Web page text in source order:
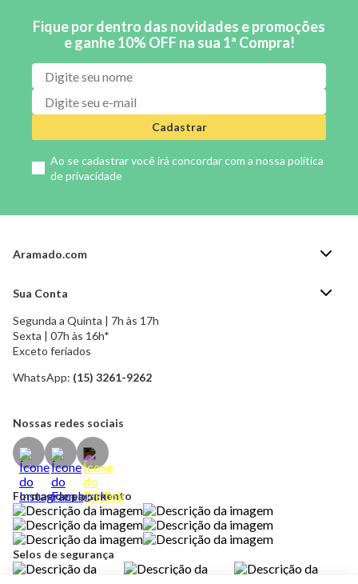
Fique por dentro das novidades e promoções
e ganhe 10% OFF na sua 1ª Compra!
Cadastrar
Ao se cadastrar você irá concordar com a nossa política
de privacidade
Aramado.com
Blog Aramado.com
Política de Privacidade
Política de Troca e Devolução
Política de Frete Grátis
Sua Conta
Minha Conta
Meus pedidos
Segunda a Quinta | 7h às 17h
Sexta | 07h às 16h*
Exceto feriados
WhatsApp: (15) 3261-9262
Nossas redes sociais
Formas de pagamento
Selos de segurança